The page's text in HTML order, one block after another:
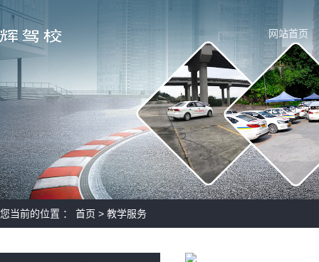
网站首页
您当前的位置 ： 首页 > 教学服务